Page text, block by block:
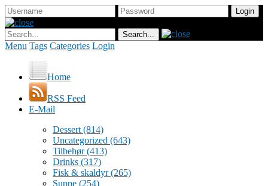
Menu Tags Categories Login
Home
RSS Feed
E-Mail
Dessert (814)
Uncategorized (643)
Tilbehør(413)
Drinks (317)
Fisk & skaldyr(265)
Suppe (254)